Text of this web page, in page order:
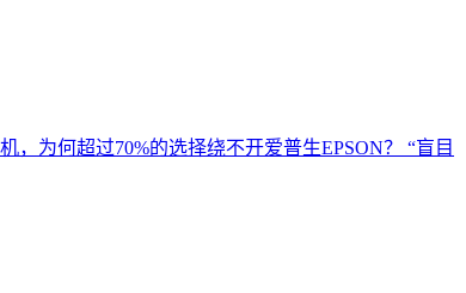
，为何超过70%的选择绕不开爱普生EPSON？ “盲目